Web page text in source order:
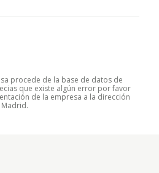
procede de la base de datos de
que existe algún error por favor
de la empresa a la dirección